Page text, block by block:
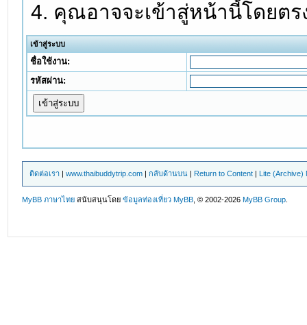
คุณอาจจะเข้าสู่หน้านี้โดยต
เข้าสู่ระบบ
ชื่อใช้งาน:
รหัสผ่าน:
ติดต่อเรา |www.thaibuddytrip.com |กลับด้านบน | Return to Content | Lite (Archive)
MyBB ภาษาไทย สนับสนุนโดยข้อมูลท่องเที่ยว MyBB , © 2002-2026MyBB Group